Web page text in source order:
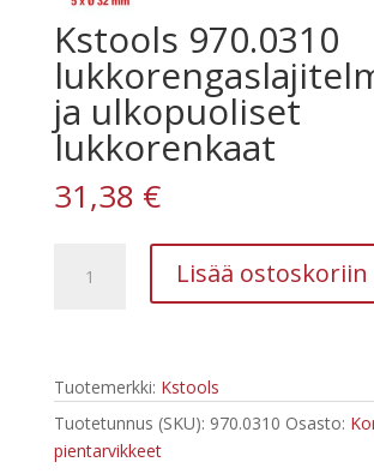
Kstools 970.0310
ja ulkopuoliset
lukkorenkaat
31,38 €
970.0310
ulkopuoliset
lukkorenkaat
määrä
Lisää ostoskoriin
Tuotemerkki: Kstools
Tuotetunnus (SKU): 970.0310 Osasto:
pientarvikkeet